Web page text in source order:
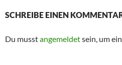
SCHREIBE EINEN
Du musstangemeldetsein, um